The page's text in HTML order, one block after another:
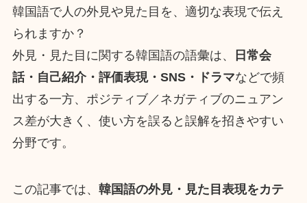
韓国語で人の外見や見た目を、適切な表現で伝え
られますか？
外見・見た目に関する韓国語の語彙は、
日常会
話・自己紹介・評価表現・SNS・ドラマなどで頻
出する一方、ポジティブ／ネガティブのニュアン
ス差が大きく、使い方を誤ると誤解を招きやすい
分野です。
この記事では、 韓国語の外見・見た目表現をカテ